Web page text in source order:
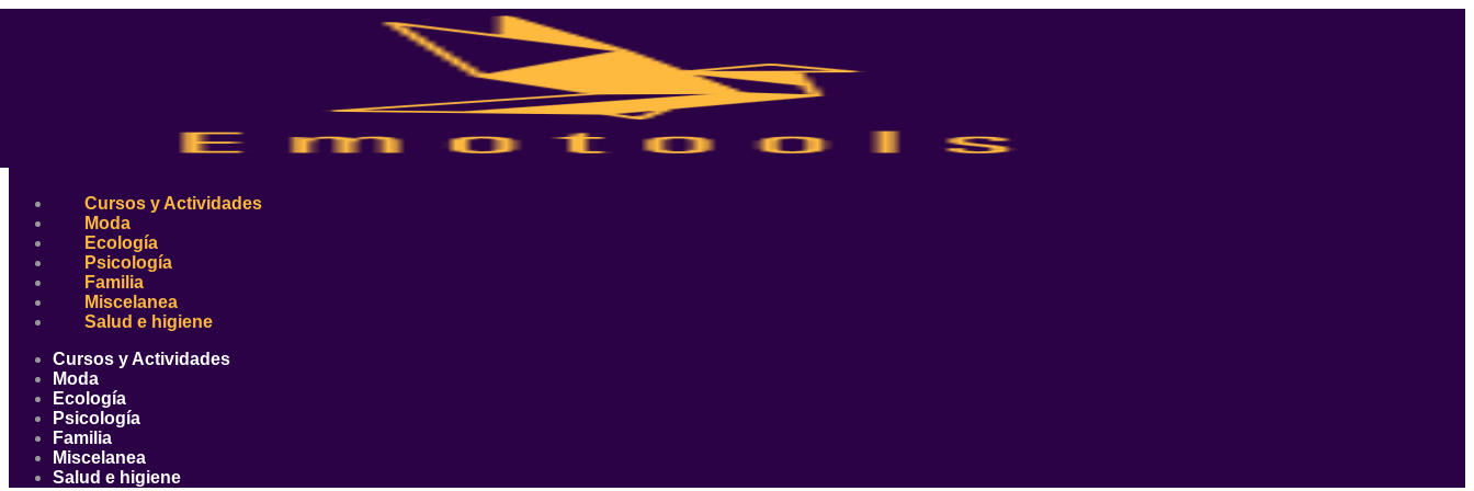
Cursos y Actividades
Moda
Ecología
Psicología
Familia
Miscelanea
Salud e higiene
Cursos y Actividades
Moda
Ecología
Psicología
Familia
Miscelanea
Salud e higiene